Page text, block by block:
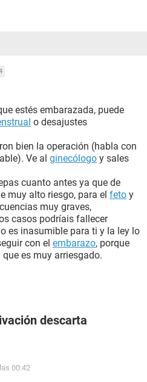
estés embarazada, puede
o desajustes
bien la operación (habla con
Ve al ginecólogo y sales
cuanto antes ya que de
muy alto riesgo, para el feto y
muy graves,
casos podríais fallecer
es inasumible para ti y la ley lo
con el embarazo, porque
es muy arriesgado.
descarta
00:42